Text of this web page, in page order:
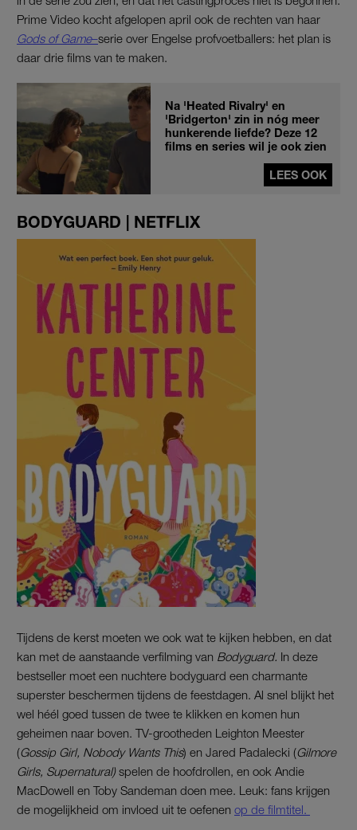
Prime Video kocht afgelopen april ook de rechten van haar
Gods of Game–serie over Engelse profvoetballers: het plan is
daar drie films van te maken.
Na 'Heated Rivalry' en
'Bridgerton' zin in nóg meer
hunkerende liefde? Deze 12
films en series wil je ook zien
LEES OOK
BODYGUARD | NETFLIX
Tijdens de kerst moeten we ook wat te kijken hebben, en dat
kan met de aanstaande verfilming van Bodyguard. In deze
bestseller moet een nuchtere bodyguard een charmante
superster beschermen tijdens de feestdagen. Al snel blijkt het
wel héél goed tussen de twee te klikken en komen hun
geheimen naar boven. TV-grootheden Leighton Meester
(Gossip Girl, Nobody Wants This) en Jared Padalecki (Gilmore
Girls, Supernatural)spelen de hoofdrollen, en ook Andie
MacDowell en Toby Sandeman doen mee. Leuk: fans krijgen
de mogelijkheid om invloed uit te oefenen op de filmtitel.